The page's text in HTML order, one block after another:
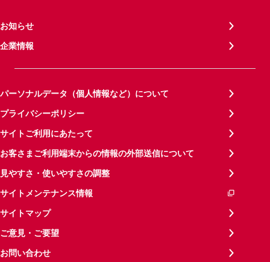
お知らせ
企業情報
パーソナルデータ（個人情報など）について
プライバシーポリシー
サイトご利用にあたって
お客さまご利用端末からの情報の外部送信について
見やすさ・使いやすさの調整
サイトメンテナンス情報
サイトマップ
ご意見・ご要望
お問い合わせ